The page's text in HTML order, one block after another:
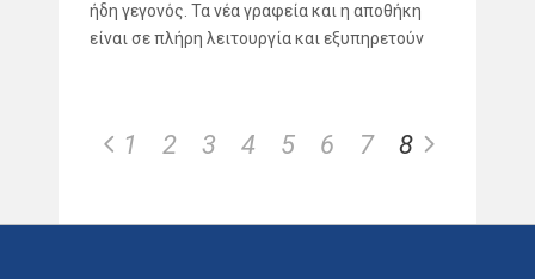
ήδη γεγονός. Τα νέα γραφεία και η αποθήκη
είναι σε πλήρη λειτουργία και εξυπηρετούν
1 2 3 4 5 6 7 8